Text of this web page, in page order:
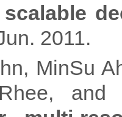
2011.
MinSu